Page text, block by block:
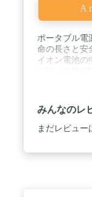
チャージャ
ポータブル電
命の長さと安
イオン電池の
体が長寿命
適化するこ
Anker独自の
間安心してご
計：本製品は
みんなのレ
まだレビュー